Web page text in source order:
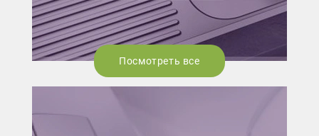
Посмотреть все